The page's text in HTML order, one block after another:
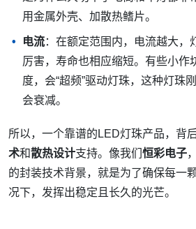
用金属外壳、加散热鳍片。
电流：在额定范围内，电流越大，
厉害，寿命也相应缩短。有些小作
度，会“超频”驱动灯珠，这种灯珠
会衰减。
所以，一个靠谱的LED灯珠产品，背
术和散热设计支持。像我们 恒彩电子
的封装技术背景，就是为了确保每一
况下，发挥出稳定且长久的光芒。